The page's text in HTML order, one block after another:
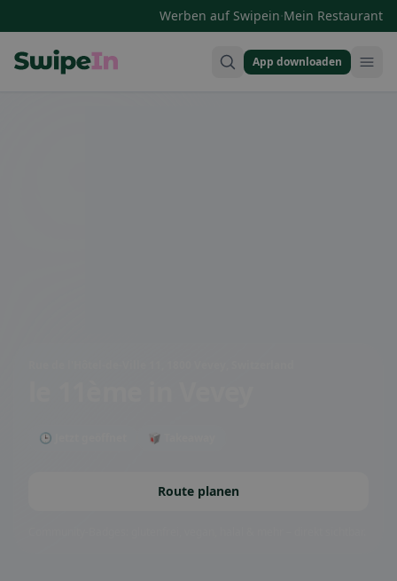
Werben auf Swipein·Mein Restaurant
App downloaden
🕒 Jetzt geöffnet 🥡 Takeaway
Route planen